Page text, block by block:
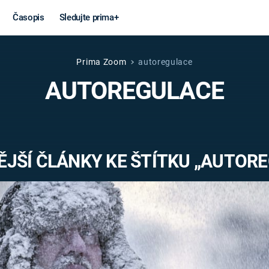
Časopis Sledujte prima+
Věda a
technika
MARS
Války
VÁLEČNÉ
Záhady a
Prima Zoom autoregulace
AUTOREGULACE
ČLÁNKY KE ŠTÍTKU